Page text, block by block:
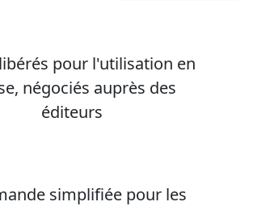
pour l'utilisation en
négociés auprès des
éditeurs
simplifiée pour les